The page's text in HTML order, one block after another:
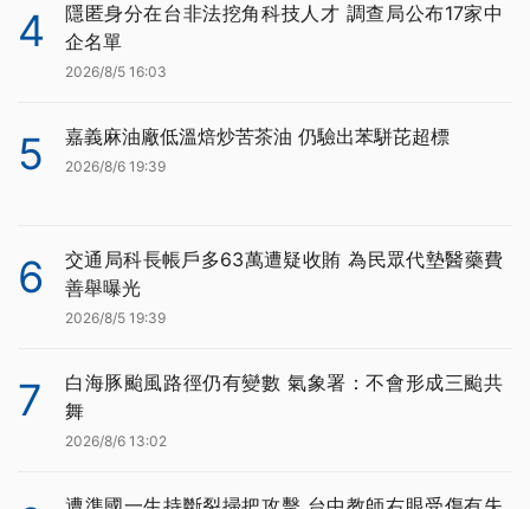
4
隱匿身分在台非法挖角科技人才 調查局公布17家中
企名單
2026/8/5 16:03
5 嘉義麻油廠低溫焙炒苦茶油 仍驗出苯駢芘超標
2026/8/6 19:39
6
交通局科長帳戶多63萬遭疑收賄 為民眾代墊醫藥費
善舉曝光
2026/8/5 19:39
7
白海豚颱風路徑仍有變數 氣象署：不會形成三颱共
舞
2026/8/6 13:02